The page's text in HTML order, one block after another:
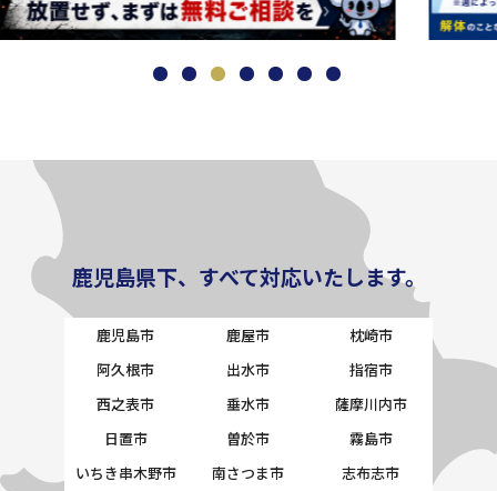
鹿児島県下、すべて対応いたします。
鹿児島市 鹿屋市
枕崎市
阿久根市
出水市
指宿市
西之表市
垂水市
薩摩川内市
日置市
曽於市
霧島市
いちき串木野市
南さつま市
志布志市